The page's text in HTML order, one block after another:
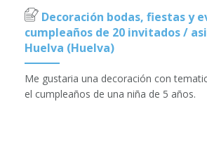
Decoración bodas, fiestas y
cumpleaños de 20 invitados /
Huelva (Huelva)
Me gustaria una decoración con
el cumpleaños de una niña de 5 años.